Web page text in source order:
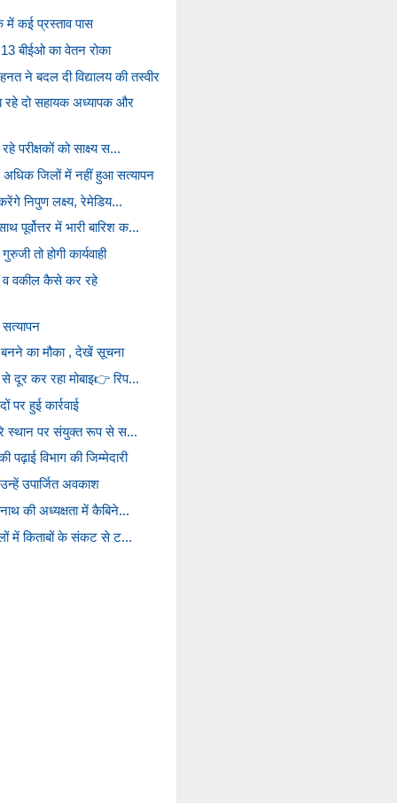
कई प्रस्ताव पास
बीईओ का वेतन रोका
ने बदल दी विद्यालय की तस्वीर
रहे दो सहायक अध्यापक और
परीक्षकों को साक्ष्य स...
जिलों में नहीं हुआ सत्यापन
निपुण लक्ष्य, रेमेडिय...
में भारी बारिश क...
तो होगी कार्यवाही
व वकील कैसे कर रहे
का मौका , देखें सूचना
से दूर कर रहा मोबाइ👉 रिप...
पर हुई कार्रवाई
स्थान पर संयुक्त रूप से स...
विभाग की जिम्मेदारी
उपार्जित अवकाश
की अध्यक्षता में कैबिने...
में किताबों के संकट से ट...